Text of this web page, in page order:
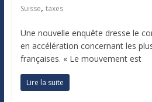
Suisse, taxes
Une nouvelle enquête dresse le
en accélération concernant les
françaises. « Le mouvement est
Lire la suite